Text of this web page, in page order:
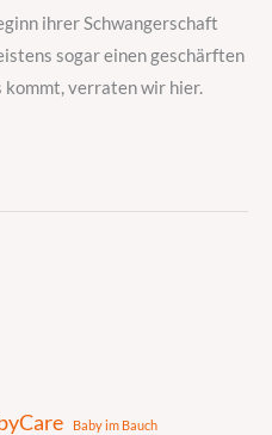
ihrer Schwangerschaft
sogar einen geschärften
kommt, verraten wir hier.
Baby im Bauch